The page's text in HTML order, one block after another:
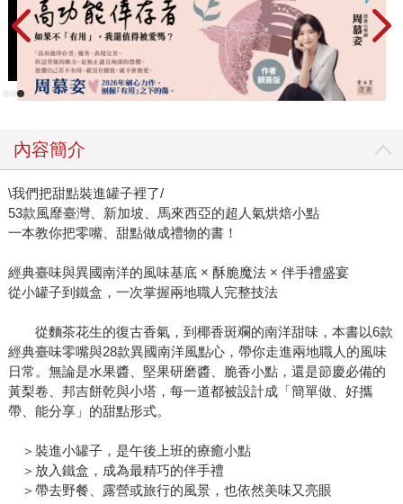
內容簡介
\我們把甜點裝進罐子裡了/
53款風靡臺灣、新加坡、馬來西亞的超人氣烘焙小點
一本教你把零嘴、甜點做成禮物的書！
經典臺味與異國南洋的風味基底 × 酥脆魔法 × 伴手禮盛宴
從小罐子到鐵盒，一次掌握兩地職人完整技法
從麵茶花生的復古香氣，到椰香斑斕的南洋甜味，本書以6款
經典臺味零嘴與28款異國南洋風點心，帶你走進兩地職人的風味
日常。無論是水果醬、堅果研磨醬、脆香小點，還是節慶必備的
黃梨卷、邦吉餅乾與小塔，每一道都被設計成「簡單做、好攜
帶、能分享」的甜點形式。
＞裝進小罐子，是午後上班的療癒小點
＞放入鐵盒，成為最精巧的伴手禮
＞帶去野餐、露營或旅行的風景，也依然美味又亮眼